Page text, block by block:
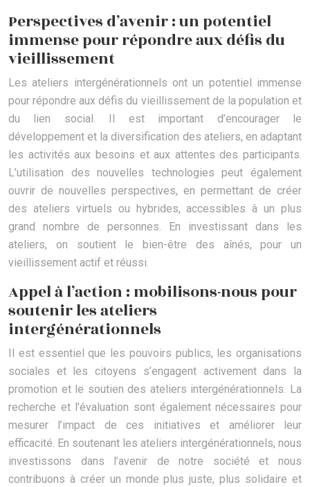
Perspectives d’avenir : un potentiel
immense pour répondre aux défis du
vieillissement
Les ateliers intergénérationnels ont un potentiel immense
pour répondre aux défis du vieillissement de la population et
du lien social. Il est important d’encourager le
développement et la diversification des ateliers, en adaptant
les activités aux besoins et aux attentes des participants.
L’utilisation des nouvelles technologies peut également
ouvrir de nouvelles perspectives, en permettant de créer
des ateliers virtuels ou hybrides, accessibles à un plus
grand nombre de personnes. En investissant dans les
ateliers, on soutient le bien-être des aînés, pour un
vieillissement actif et réussi.
Appel à l’action : mobilisons-nous pour
soutenir les ateliers
intergénérationnels
Il est essentiel que les pouvoirs publics, les organisations
sociales et les citoyens s’engagent activement dans la
promotion et le soutien des ateliers intergénérationnels. La
recherche et l’évaluation sont également nécessaires pour
mesurer l’impact de ces initiatives et améliorer leur
efficacité. En soutenant les ateliers intergénérationnels, nous
investissons dans l’avenir de notre société et nous
contribuons à créer un monde plus juste, plus solidaire et